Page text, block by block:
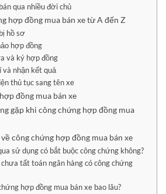
qua nhiều đời chủ
hợp đồng mua bán xe từ A đến Z
hồ sơ
hợp đồng
và ký hợp đồng
và nhận kết quả
thủ tục sang tên xe
đồng mua bán xe
gặp khi công chứng hợp đồng mua
công chứng hợp đồng mua bán xe
sử dụng có bắt buộc công chứng không?
tất toán ngân hàng có công chứng
hợp đồng mua bán xe bao lâu?